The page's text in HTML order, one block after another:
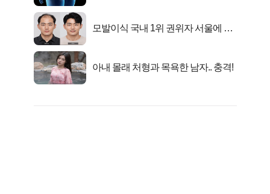
모발이식 국내 1위 권위자 서울에 있
아내 몰래 처형과 목욕한 남자.. 충격!